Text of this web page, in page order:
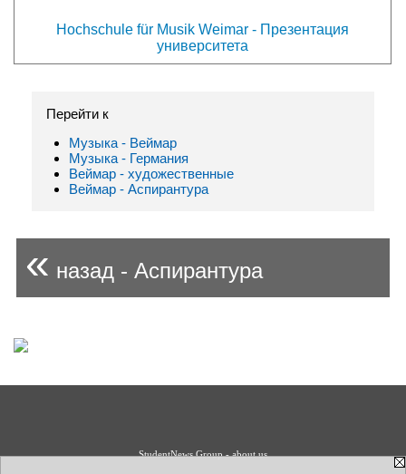
Hochschule für Musik Weimar - Презентация
университета
Перейти к
Музыка - Веймар
Музыка - Германия
Веймар - художественные
Веймар - Аспирантура
« назад - Аспирантура
StudentNews Group - about us